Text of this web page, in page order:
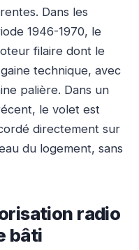
Dans les
1946-1970, le
filaire dont le
technique, avec
palière. Dans un
le volet est
directement sur
du logement, sans
radio
bâti